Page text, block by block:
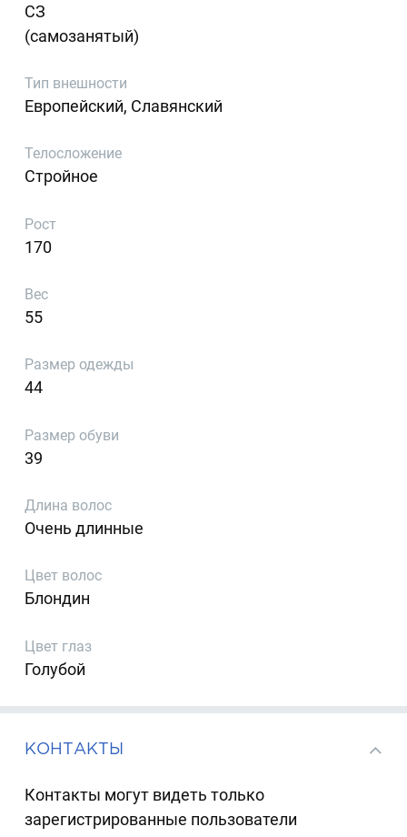
СЗ
(самозанятый)
Тип внешности
Европейский, Славянский
Телосложение
Стройное
Рост
170
Вес
55
Размер одежды
44
Размер обуви
39
Длина волос
Очень длинные
Цвет волос
Блондин
Цвет глаз
Голубой
КОНТАКТЫ
Контакты могут видеть только
зарегистрированные пользователи